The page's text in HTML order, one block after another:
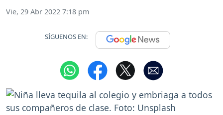
Vie, 29 Abr 2022 7:18 pm
SÍGUENOS EN: